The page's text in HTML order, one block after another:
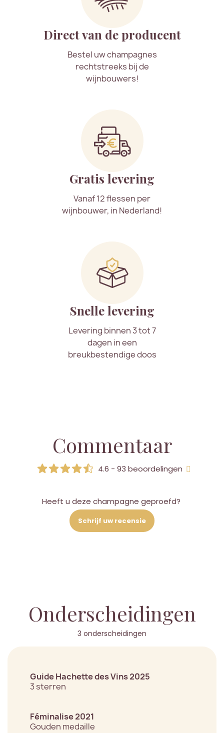
Direct van de producent
Bestel uw champagnes
rechtstreeks bij de
wijnbouwers!
Gratis levering
Vanaf 12 flessen per
wijnbouwer, in Nederland!
Snelle levering
Levering binnen 3 tot 7
dagen in een
breukbestendige doos
Commentaar
4.6 - 93 beoordelingen
Heeft u deze champagne geproefd?
Schrijf uw recensie
Onderscheidingen
3 onderscheidingen
Guide Hachette des Vins 2025
3 sterren
Féminalise 2021
Gouden medaille